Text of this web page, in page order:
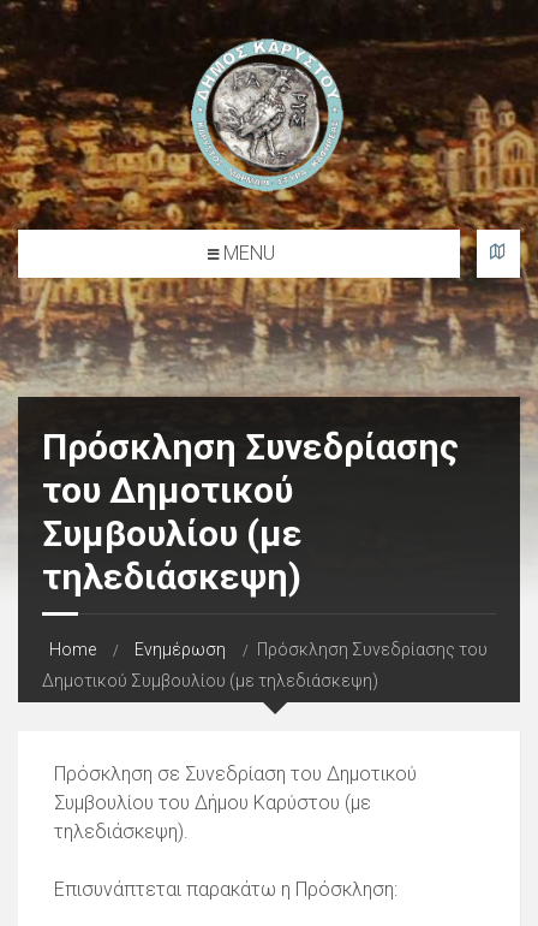
o
MENU
Δήμος Καρύστου
Πρόσκληση Συνεδρίασης
του Δημοτικού
Συμβουλίου (με
τηλεδιάσκεψη)
Home Ενημέρωση
Πρόσκληση Συνεδρίασης του
Δημοτικού Συμβουλίου (με τηλεδιάσκεψη)
Πρόσκληση σε Συνεδρίαση του Δημοτικού
Συμβουλίου του Δήμου Καρύστου (με
τηλεδιάσκεψη).
Επισυνάπτεται παρακάτω η Πρόσκληση: